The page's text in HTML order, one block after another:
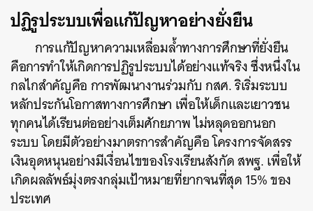
ปฏิรูประบบเพื่อแก้ปัญหาอย่างยั่งยืน
การแก้ปัญหาความเหลื่อมล้ำทางการศึกษาที่ยั่งยืน
คือการทำให้เกิดการปฏิรูประบบได้อย่างแท้จริง ซึ่งหนึ่งใน
กลไกสำคัญคือ การพัฒนางานร่วมกับ กสศ. ริเริ่มระบบ
หลักประกันโอกาสทางการศึกษา เพื่อให้เด็กและเยาวชน
ทุกคนได้เรียนต่ออย่างเต็มศักยภาพ ไม่หลุดออกนอก
ระบบ โดยมีตัวอย่างมาตรการสำคัญคือ โครงการจัดสรร
เงินอุดหนุนอย่างมีเงื่อนไขของโรงเรียนสังกัด สพฐ. เพื่อให้
เกิดผลลัพธ์มุ่งตรงกลุ่มเป้าหมายที่ยากจนที่สุด 15% ของ
ประเทศ